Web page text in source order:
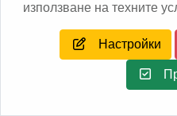
използване на техните
Настройки
Copyright © 2013 - 2026
rights